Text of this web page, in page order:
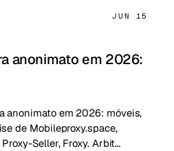
JUN 15
anonimato em 2026:
anonimato em 2026: móveis,
de Mobileproxy.space,
Seller, Froxy. Arbit…